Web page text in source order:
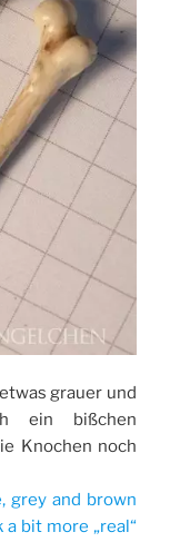
grauer und
ein bißchen
Knochen noch
grey and brown
bit more „real“